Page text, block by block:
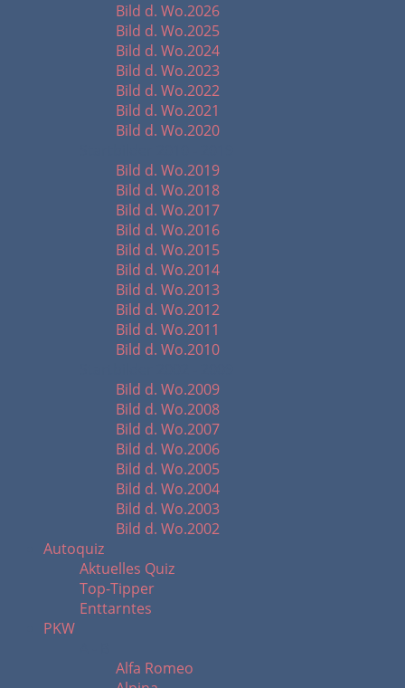
Bild d. Wo.2026
Bild d. Wo.2025
Bild d. Wo.2024
Bild d. Wo.2023
Bild d. Wo.2022
Bild d. Wo.2021
Bild d. Wo.2020
Bild d. Wo.2019
Bild d. Wo.2018
Bild d. Wo.2017
Bild d. Wo.2016
Bild d. Wo.2015
Bild d. Wo.2014
Bild d. Wo.2013
Bild d. Wo.2012
Bild d. Wo.2011
Bild d. Wo.2010
Bild d. Wo.2009
Bild d. Wo.2008
Bild d. Wo.2007
Bild d. Wo.2006
Bild d. Wo.2005
Bild d. Wo.2004
Bild d. Wo.2003
Bild d. Wo.2002
Autoquiz
Aktuelles Quiz
Top-Tipper
Enttarntes
PKW
Alfa Romeo